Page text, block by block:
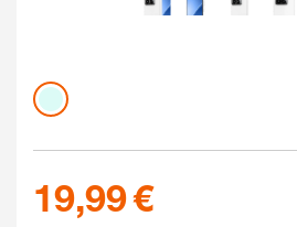
Couleur
Coloris disponibles
cristal
19,99 €